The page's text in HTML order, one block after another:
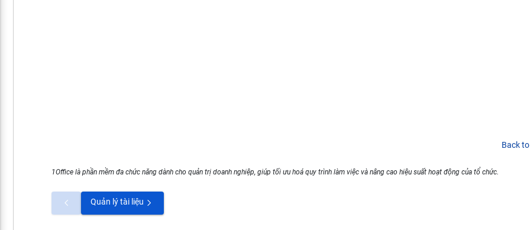
Back
1Office là phần mềm đa chức năng dành cho quản trị doanh nghiệp, giúp tối ưu hoá quy trình làm việc và nâng cao hiệu suất hoạt động của tổ chức.
Quản lý tài liệu